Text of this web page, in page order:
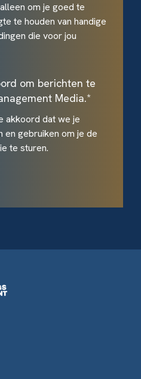
om je goed te
te houden van handige
die voor jou
om berichten te
Media.*
akkoord dat we je
en gebruiken om je de
te sturen.